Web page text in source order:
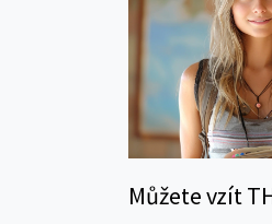
Můžete vzít